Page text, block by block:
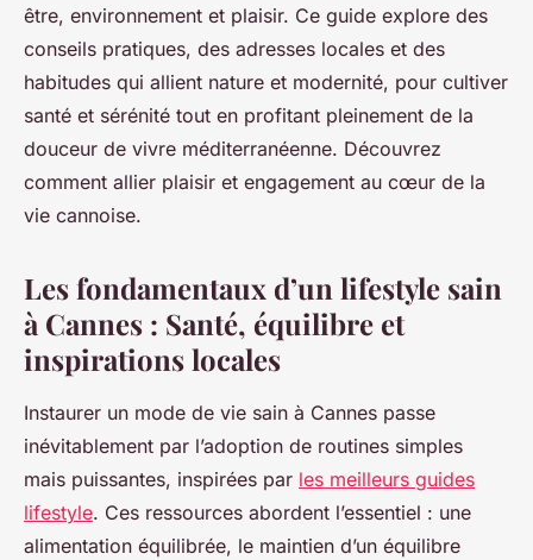
être, environnement et plaisir. Ce guide explore des
conseils pratiques, des adresses locales et des
habitudes qui allient nature et modernité, pour cultiver
santé et sérénité tout en profitant pleinement de la
douceur de vivre méditerranéenne. Découvrez
comment allier plaisir et engagement au cœur de la
vie cannoise.
Les fondamentaux d’un lifestyle sain
à Cannes : Santé, équilibre et
inspirations locales
Instaurer un mode de vie sain à Cannes passe
inévitablement par l’adoption de routines simples
mais puissantes, inspirées par les meilleurs guides
lifestyle. Ces ressources abordent l’essentiel : une
alimentation équilibrée, le maintien d’un équilibre